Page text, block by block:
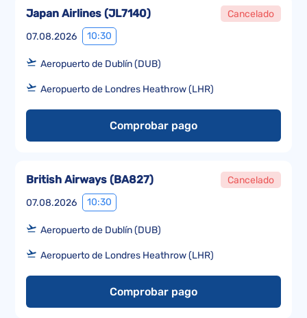
07.08.2026 10:30
Japan Airlines (JL7140) Cancelado
Aeropuerto de Dublín (DUB)
Aeropuerto de Londres Heathrow (LHR)
Comprobar pago
07.08.2026 10:30
British Airways (BA827) Cancelado
Aeropuerto de Dublín (DUB)
Aeropuerto de Londres Heathrow (LHR)
Comprobar pago